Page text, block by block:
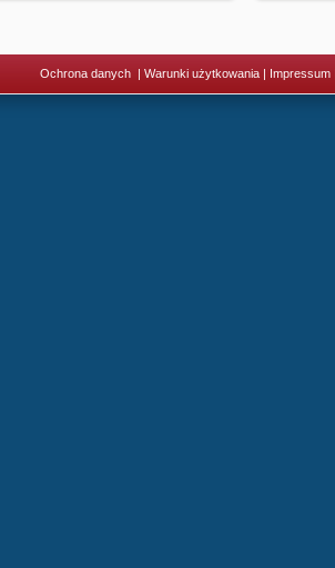
Ochrona danych | Warunki użytkowania | Impressum